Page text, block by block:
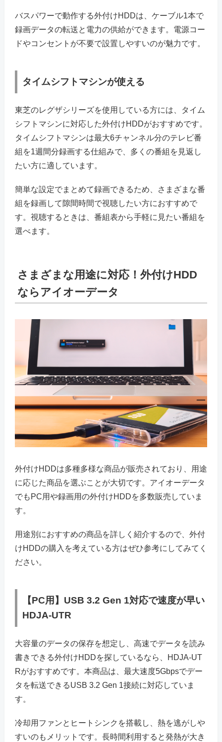
バスパワーで動作する外付けHDDは、ケーブル1本で
録画データの転送と電力の供給ができます。電源コー
ドやコンセントが不要で設置しやすいのが魅力です。
タイムシフトマシンが使える
東芝のレグザシリーズを使用している方には、タイム
シフトマシンに対応した外付けHDDがおすすめです。
タイムシフトマシンは最大6チャンネル分のテレビ番
組を1週間分録画する仕組みで、多くの番組を見返し
たい方に適しています。
簡単な設定でまとめて録画できるため、さまざまな番
組を録画して隙間時間で視聴したい方におすすめで
す。視聴するときは、番組表から手軽に見たい番組を
選べます。
さまざまな用途に対応！外付けHDD
ならアイオーデータ
外付けHDDは多種多様な商品が販売されており、用途
に応じた商品を選ぶことが大切です。アイオーデータ
でもPC用や録画用の外付けHDDを多数販売していま
す。
用途別におすすめの商品を詳しく紹介するので、外付
けHDDの購入を考えている方はぜひ参考にしてみてく
ださい。
【PC用】USB 3.2 Gen 1対応で速度が早い
HDJA-UTR
大容量のデータの保存を想定し、高速でデータを読み
書きできる外付けHDDを探しているなら、HDJA-UT
Rがおすすめです。本商品は、最大速度5Gbpsでデー
タを転送できるUSB 3.2 Gen 1接続に対応していま
す。
冷却用ファンとヒートシンクを搭載し、熱を逃がしや
すいのもメリットです。長時間利用すると発熱が大き